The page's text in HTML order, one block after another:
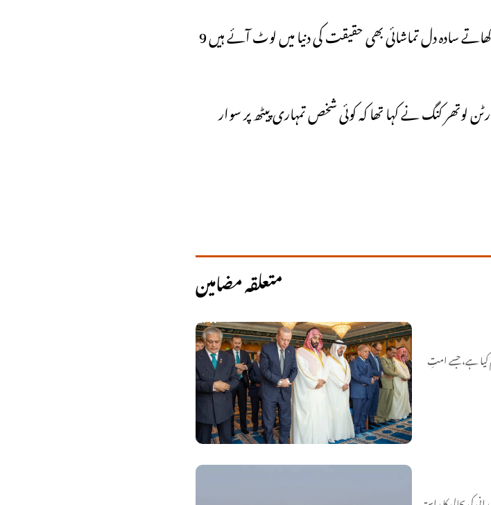
9 مئی سے 10 مئی تک کے سفر میں نہلے پہ دہلا یہ ہے کہ ریاست مدینہ اور نئے پاکستان کا فریب کھاتے سادہ دل تماشائی بھی حقیقت کی دنیا میں لوٹ آئے ہیں
10 مئی کے موقع پر یاد آتا ہے کہ مارٹن لوتھر کنگ نے کہا تھا کہ کوئی شخص تمہاری پیٹھ پر سوار
متعلقہ مضامین
کیا ہے، جسے امتِ